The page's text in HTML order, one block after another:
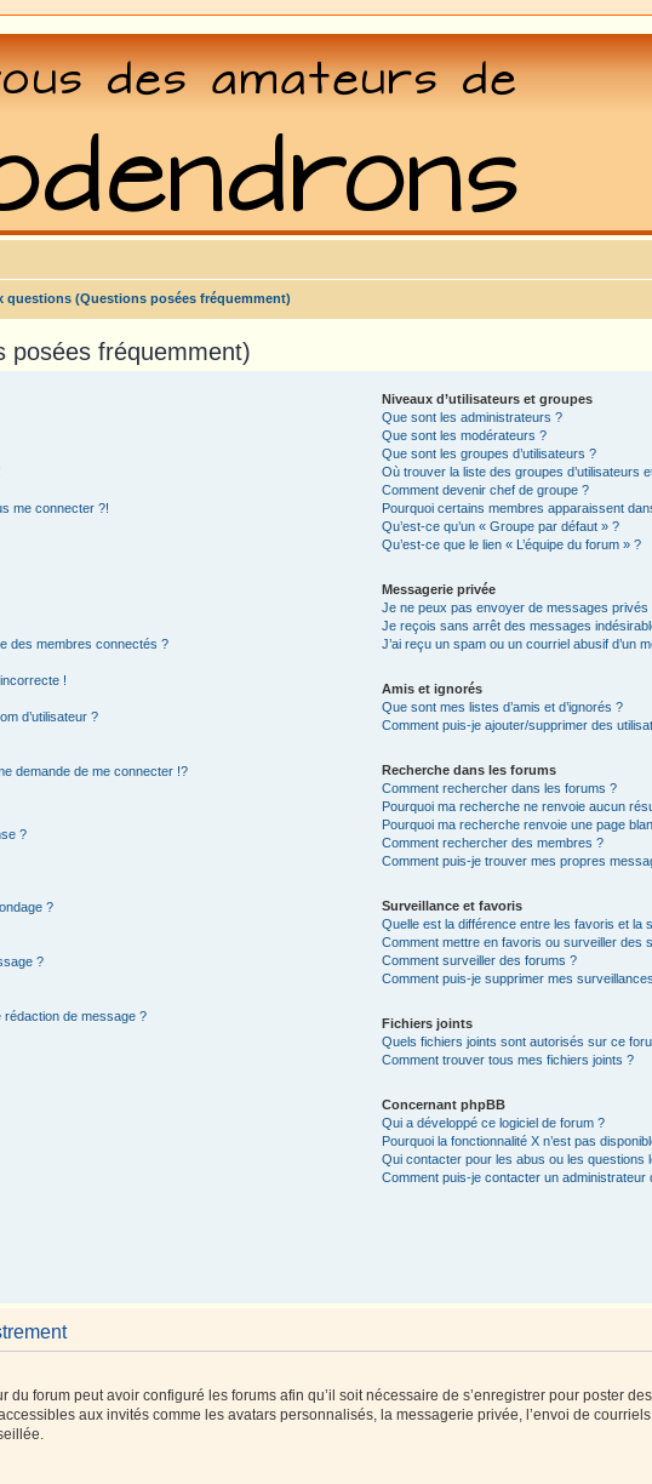
questions (Questions posées fréquemment)
posées fréquemment)
me connecter ?!
des membres connectés ?
!
d’utilisateur ?
demande de me connecter !?
?
?
?
rédaction de message ?
Niveaux d’utilisateurs et groupes
Que sont les administrateurs ?
Que sont les modérateurs ?
Que sont les groupes d’utilisateurs ?
Où trouver la liste des groupes d’utilisateurs
Comment devenir chef de groupe ?
Pourquoi certains membres apparaissent
Qu’est-ce qu’un « Groupe par défaut » ?
Qu’est-ce que le lien « L’équipe du forum » ?
Messagerie privée
Je ne peux pas envoyer de messages privés
Je reçois sans arrêt des messages
J’ai reçu un spam ou un courriel abusif d’un
Amis et ignorés
Que sont mes listes d’amis et d’ignorés ?
Comment puis-je ajouter/supprimer des
Recherche dans les forums
Comment rechercher dans les forums ?
Pourquoi ma recherche ne renvoie aucun
Pourquoi ma recherche renvoie une page
Comment rechercher des membres ?
Comment puis-je trouver mes propres
Surveillance et favoris
Quelle est la différence entre les favoris et la
Comment mettre en favoris ou surveiller des
Comment surveiller des forums ?
Comment puis-je supprimer mes
Fichiers joints
Quels fichiers joints sont autorisés sur ce
Comment trouver tous mes fichiers joints ?
Concernant phpBB
Qui a développé ce logiciel de forum ?
Pourquoi la fonctionnalité X n’est pas
Qui contacter pour les abus ou les questions
Comment puis-je contacter un administrateur
du forum peut avoir configuré les forums afin qu’il soit nécessaire de s’enregistrer pour poster
aux invités comme les avatars personnalisés, la messagerie privée, l’envoi de